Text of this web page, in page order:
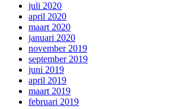
juli 2020
april 2020
maart 2020
januari 2020
november 2019
september 2019
juni 2019
april 2019
maart 2019
februari 2019